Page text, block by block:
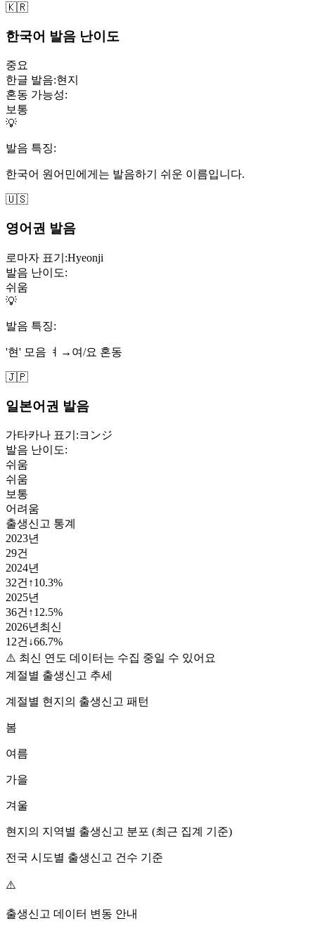
🇰🇷
한국어 발음 난이도
중요
한글 발음:현지
혼동 가능성:
보통
💡
발음 특징:
한국어 원어민에게는 발음하기 쉬운 이름입니다.
🇺🇸
영어권 발음
로마자 표기:Hyeonji
발음 난이도:
쉬움
💡
발음 특징:
'현' 모음 ㅕ→여/요 혼동
🇯🇵
일본어권 발음
가타카나 표기:ヨンジ
발음 난이도:
쉬움
쉬움
보통
어려움
출생신고 통계
2023년
29건
2024년
32건 ↑10.3%
2025년
36건 ↑12.5%
2026년 최신
12건 ↓66.7%
⚠️ 최신 연도 데이터는 수집 중일 수 있어요
계절별 출생신고 추세
계절별 현지 의 출생신고 패턴
봄
여름
가을
겨울
현지 의 지역별 출생신고 분포 (최근 집계 기준)
전국 시도별 출생신고 건수 기준
⚠️
출생신고 데이터 변동 안내